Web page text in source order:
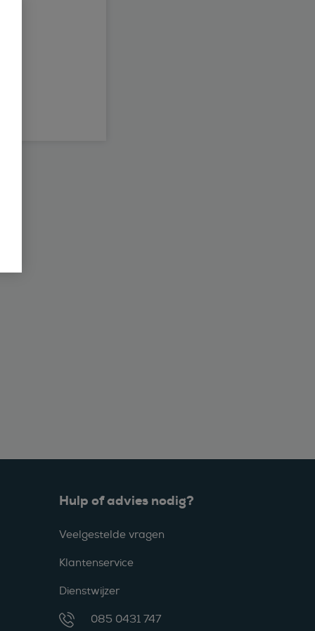
Hulp of advies nodig?
Veelgestelde vragen
Klantenservice
Dienstwijzer
085 0431 747